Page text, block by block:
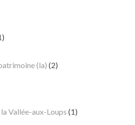
(la) (2)
Vallée-aux-Loups (1)